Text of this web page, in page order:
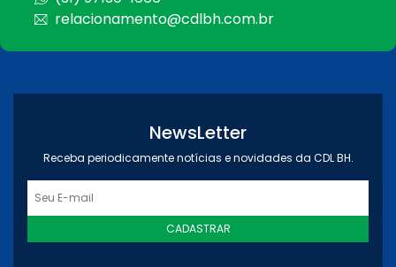
relacionamento@cdlbh.com.br
NewsLetter
Receba periodicamente notícias e novidades da CDL BH.
CADASTRAR